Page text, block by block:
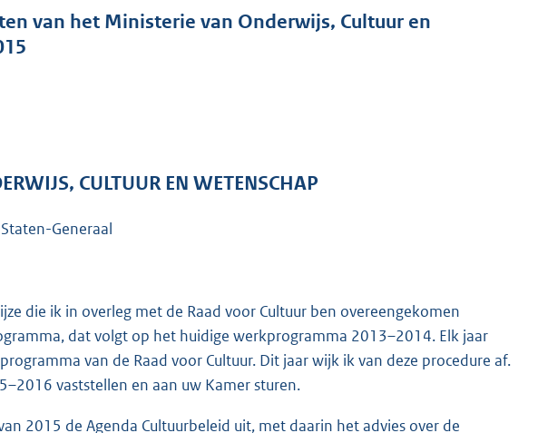
van het Ministerie van Onderwijs, Cultuur en
CULTUUR EN WETENSCHAP
Generaal
die ik in overleg met de Raad voor Cultuur ben overeengekomen
dat volgt op het huidige werkprogramma 2013–2014. Elk jaar
van de Raad voor Cultuur. Dit jaar wijk ik van deze procedure af.
vaststellen en aan uw Kamer sturen.
2015 de Agenda Cultuurbeleid uit, met daarin het advies over de